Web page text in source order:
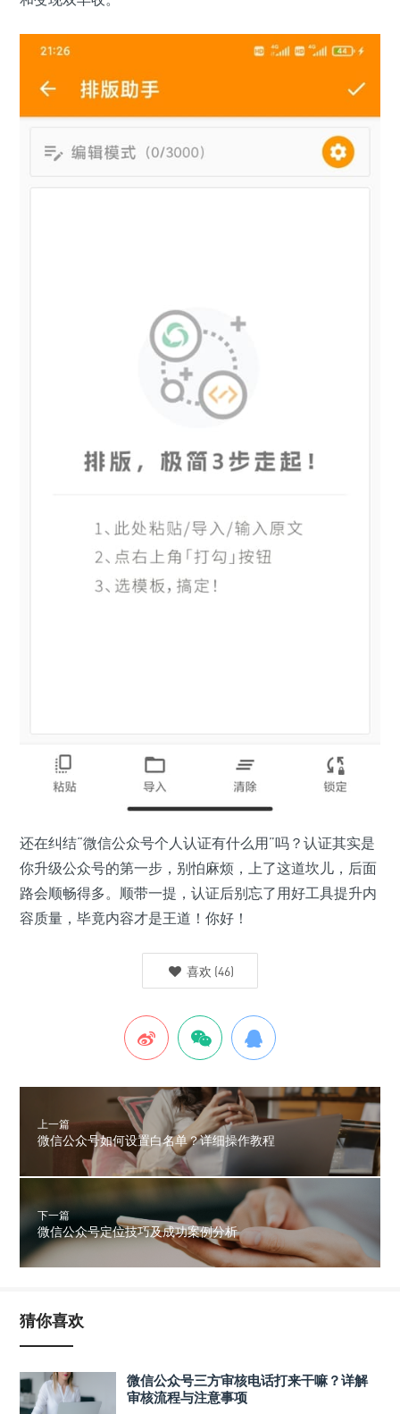
还在纠结“微信公众号个人认证有什么用”吗？认证其实是
你升级公众号的第一步，别怕麻烦，上了这道坎儿，后面
路会顺畅得多。顺带一提，认证后别忘了用好工具提升内
容质量，毕竟内容才是王道！你好！
喜欢 (46)
上一篇
微信公众号如何设置白名单？详细操作教程
下一篇
微信公众号定位技巧及成功案例分析
猜你喜欢
微信公众号三方审核电话打来干嘛？详解
审核流程与注意事项